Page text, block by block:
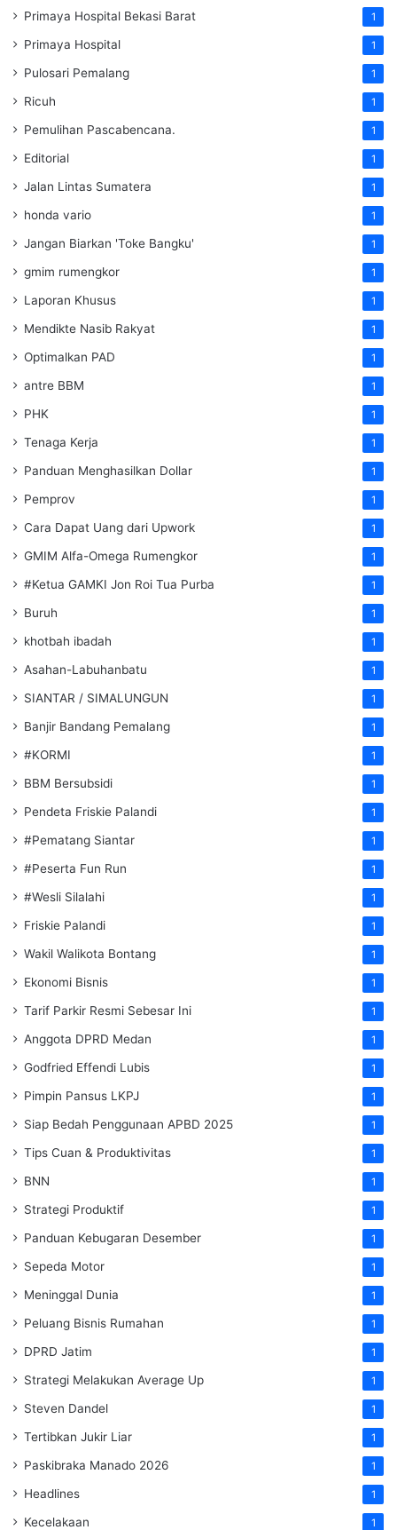
Primaya Hospital Bekasi Barat 1
Primaya Hospital 1
Pulosari Pemalang 1
Ricuh 1
Pemulihan Pascabencana. 1
Editorial 1
Jalan Lintas Sumatera 1
honda vario 1
Jangan Biarkan 'Toke Bangku' 1
gmim rumengkor 1
Laporan Khusus 1
Mendikte Nasib Rakyat 1
Optimalkan PAD 1
antre BBM 1
PHK 1
Tenaga Kerja 1
Panduan Menghasilkan Dollar 1
Pemprov 1
Cara Dapat Uang dari Upwork 1
GMIM Alfa-Omega Rumengkor 1
#Ketua GAMKI Jon Roi Tua Purba 1
Buruh 1
khotbah ibadah 1
Asahan-Labuhanbatu 1
SIANTAR / SIMALUNGUN 1
Banjir Bandang Pemalang 1
#KORMI 1
BBM Bersubsidi 1
Pendeta Friskie Palandi 1
#Pematang Siantar 1
#Peserta Fun Run 1
#Wesli Silalahi 1
Friskie Palandi 1
Wakil Walikota Bontang 1
Ekonomi Bisnis 1
Tarif Parkir Resmi Sebesar Ini 1
Anggota DPRD Medan 1
Godfried Effendi Lubis 1
Pimpin Pansus LKPJ 1
Siap Bedah Penggunaan APBD 2025 1
Tips Cuan & Produktivitas 1
BNN 1
Strategi Produktif 1
Panduan Kebugaran Desember 1
Sepeda Motor 1
Meninggal Dunia 1
Peluang Bisnis Rumahan 1
DPRD Jatim 1
Strategi Melakukan Average Up 1
Steven Dandel 1
Tertibkan Jukir Liar 1
Paskibraka Manado 2026 1
Headlines 1
Kecelakaan 1